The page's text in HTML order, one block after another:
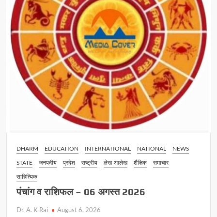
DHARM EDUCATION INTERNATIONAL NATIONAL
NEWS
STATE
जनपदीय प्रदेश राष्ट्रीय लेख-आलेख शैक्षिक
समाचार
साहित्यिक
पंचांग व राशिफल – 06 अगस्त 2026
Dr. A. K Rai August 6, 2026